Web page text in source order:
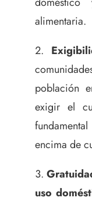
alimentaria.
población
exigir el
encima de
uso